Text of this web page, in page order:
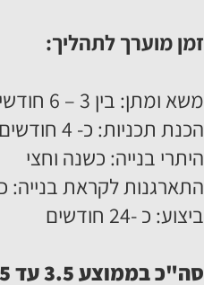
זמן מוערך לתהליך:
משא ומתן: בין 3 – 6 חודשים
הכנת תכניות: כ- 4 חודשים
היתרי בנייה: כשנה וחצי
התארגנות לקראת בנייה:
ביצוע: כ -24 חודשים
סה"כ בממוצע 3.5 עד 4.5 שנים.